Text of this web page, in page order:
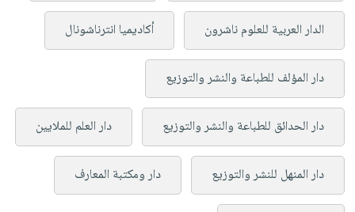
الدار العربية للعلوم ناشرون أكاديميا انترناشونال
دار المؤلف للطباعة والنشر والتوزيع
دار الحدائق للطباعة والنشر والتوزيع دار العلم للملايين
دار المنهل للنشر والتوزيع دار ومكتبة المعارف